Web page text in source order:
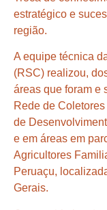
estratégico e
região.
A equipe técnica
(RSC) realizou,
áreas que foram e
Rede de
de
e em áreas em
Agricultores
Peruaçu,
Gerais.